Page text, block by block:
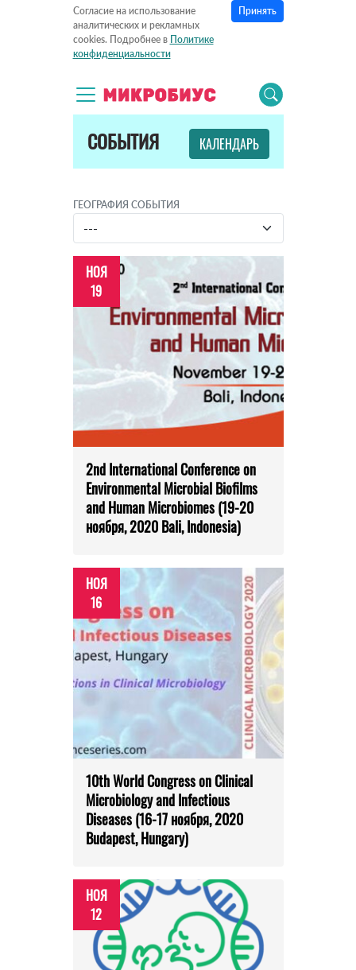
Согласие на использование
аналитических и рекламных
cookies. Подробнее в Политике
конфиденциальности
Принять
СОБЫТИЯ КАЛЕНДАРЬ
ГЕОГРАФИЯ СОБЫТИЯ
НОЯ
19
2nd International Conference on
Environmental Microbial Biofilms
and Human Microbiomes (19-20
ноября, 2020 Bali, Indonesia)
НОЯ
16
10th World Congress on Clinical
Microbiology and Infectious
Diseases (16-17 ноября, 2020
Budapest, Hungary)
НОЯ
12